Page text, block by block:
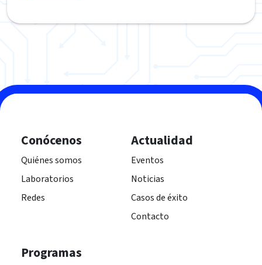
Conócenos
Quiénes somos
Laboratorios
Redes
Actualidad
Eventos
Noticias
Casos de éxito
Contacto
Programas